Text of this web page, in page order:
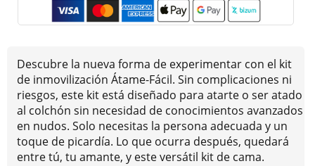
Descubre la nueva forma de experimentar con el kit
de inmovilización Átame-Fácil. Sin complicaciones ni
riesgos, este kit está diseñado para atarte o ser atado
al colchón sin necesidad de conocimientos avanzados
en nudos. Solo necesitas la persona adecuada y un
toque de picardía. Lo que ocurra después, quedará
entre tú, tu amante, y este versátil kit de cama.